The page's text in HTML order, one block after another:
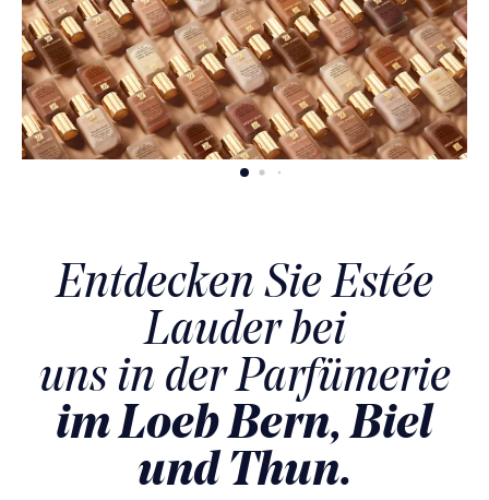
Entdecken Sie Estée
Lauder bei
uns in der Parfümerie
im Loeb Bern, Biel
und Thun.